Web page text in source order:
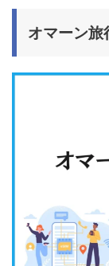
オマーン